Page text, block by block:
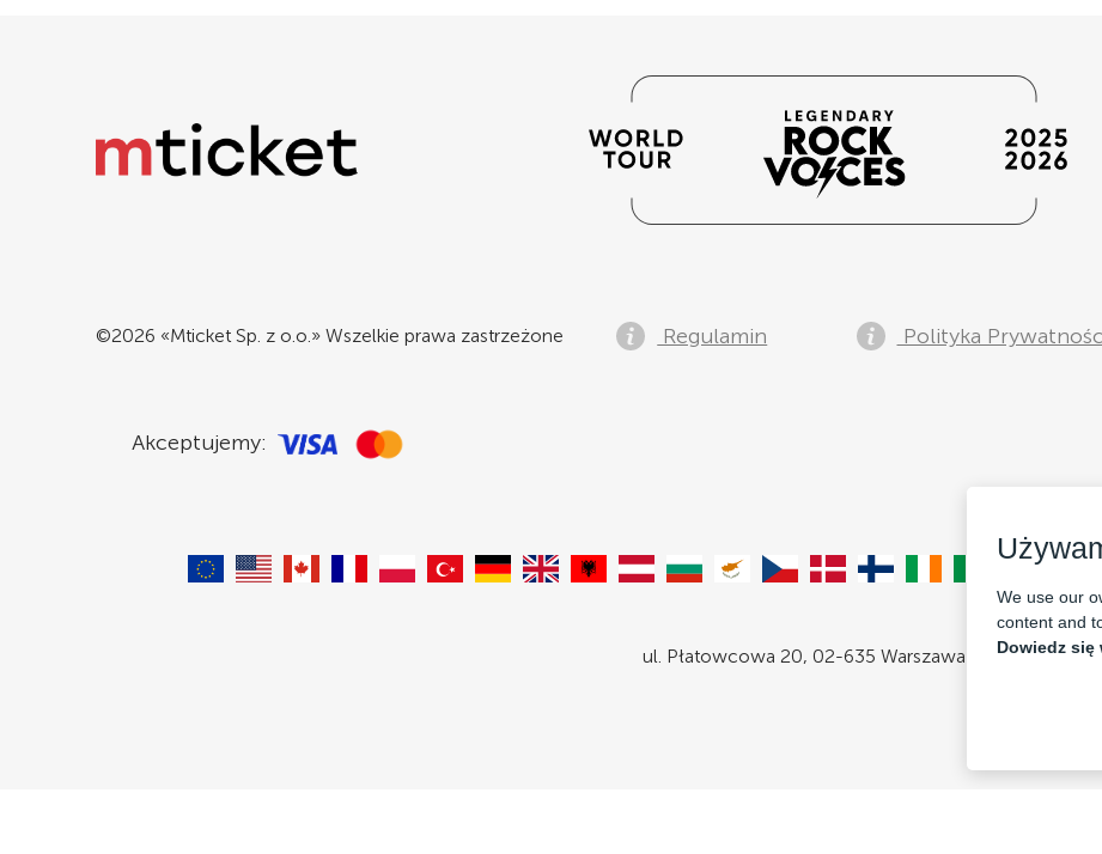
©2026 «Mticket Sp. z o.o.» Wszelkie prawa zastrzeżone Regulamin Polityka
Akceptujemy:
ul. Płatowcowa 20, 02-635 Warszawa
We use our
content and
Dowiedz